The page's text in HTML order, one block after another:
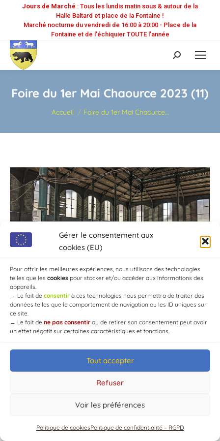
Gérer le consentement aux
cookies (EU)
Pour offrir les meilleures expériences, nous utilisons des technologies
telles que les cookies pour stocker et/ou accéder aux informations des
appareils.
→ Le fait de consentir à ces technologies nous permettra de traiter des
données telles que le comportement de navigation ou les ID uniques sur
ce site.
→ Le fait de ne pas consentir ou de retirer son consentement peut avoir
un effet négatif sur certaines caractéristiques et fonctions.
Tout accepter
Refuser
Voir les préférences
Politique de cookiesPolitique de confidentialité – RGPD
Jours de Marché : Tous les lundis matin sous & autour de la
Halle Baltard et place de la Fontaine !
Marché nocturne du vendredi de 16:00 à 20:00 - Place de la
Fontaine et de l'échiquier TOUTE l'année
Recherche
:
Foire du 1er Mai Chaource 2023 (11)
Vous êtes ici :
Accueil Foire du 1er Mai Chaource…
© Mairie de Chaource [2004-2024] | Tous droits réservés.